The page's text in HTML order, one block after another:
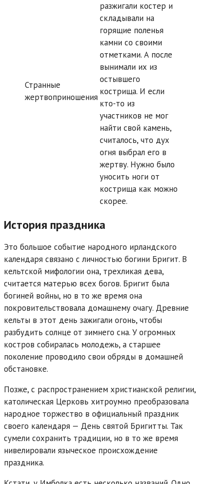
Странные
жертвоприношения
разжигали костер и
складывали на
горящие поленья
камни со своими
отметками. А после
вынимали их из
остывшего
кострища. И если
кто-то из
участников не мог
найти свой камень,
считалось, что дух
огня выбрал его в
жертву. Нужно было
уносить ноги от
кострища как можно
скорее.
История праздника
Это большое событие народного ирландского
календаря связано с личностью богини Бригит. В
кельтской мифологии она, трехликая дева,
считается матерью всех богов. Бригит была
богиней войны, но в то же время она
покровительствовала домашнему очагу. Древние
кельты в этот день зажигали огонь, чтобы
разбудить солнце от зимнего сна. У огромных
костров собиралась молодежь, а старшее
поколение проводило свои обряды в домашней
обстановке.
Позже, с распространением христианской религии,
католическая Церковь хитроумно преобразовала
народное торжество в официальный праздник
своего календаря — День святой Бригитты. Так
сумели сохранить традиции, но в то же время
нивелировали языческое происхождение
праздника.